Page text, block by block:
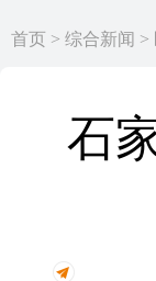
首页 > 综合新闻 >
石